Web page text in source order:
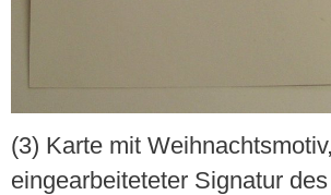
(3) Karte mit
eingearbeiteteter Signatur